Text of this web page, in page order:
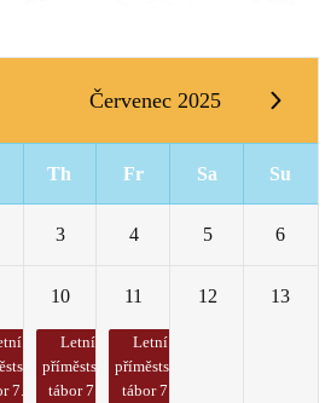
Červenec 2025
Th Fr Sa Su
3 4 5 6
7. -
10
Letní
příměstský
tábor 7. -
11
Letní
příměstský
tábor 7. -
12 13